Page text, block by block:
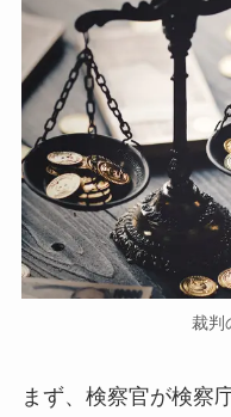
裁判
まず、検察官が検察